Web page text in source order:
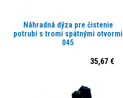
Náhradná dýza pre čistenie
potrubí s tromi spätnými otvormi
045
35,67 €